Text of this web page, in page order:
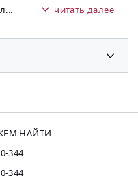
... читать далее
НАЙТИ
344
344